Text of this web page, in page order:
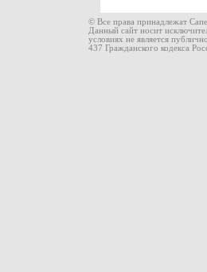
© Все права принадлежат
Данный сайт носит
условиях не является
437 Гражданского кодекса